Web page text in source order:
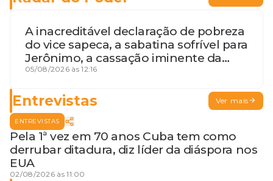
A inacreditável declaração de pobreza
do vice sapeca, a sabatina sofrível para
Jerônimo, a cassação iminente da
desembargadora e a vaga do Quinto
05/08/2026 às 12:16
Entrevistas Ver mais
ENTREVISTAS
Pela 1ª vez em 70 anos Cuba tem como
derrubar ditadura, diz líder da diáspora nos
EUA
02/08/2026 às 11:00